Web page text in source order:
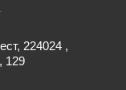
224024 ,
129